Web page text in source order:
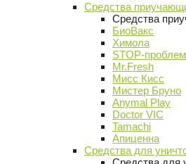
Средства
Средства
БиоВакс
Химола
STOP-
Mr.Fresh
Мисс Кисс
Мистер Бруно
Anymal Play
Doctor VIC
Tamachi
Апиценна
Средства для